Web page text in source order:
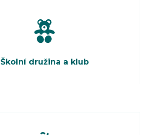
Školní družina a klub